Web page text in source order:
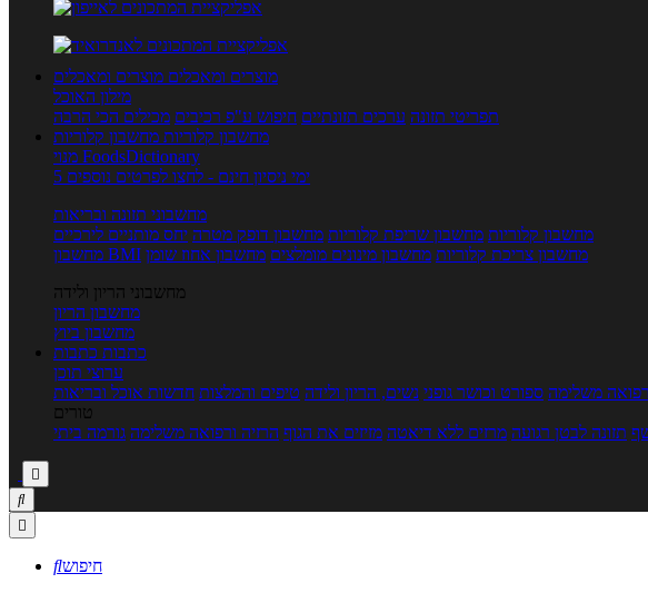
מוצרים ומאכלים מוצרים ומאכלים
מילון האוכל
תפריטי תזונה ערכים תזונתיים חיפוש ע"פ רכיבים מכילים הכי הרבה
מחשבון קלוריות מחשבון קלוריות
מנוי FoodsDictionary
5 ימי ניסיון חינם - לחצו לפרטים נוספים
מחשבוני תזונה ובריאות
מחשבון קלוריות מחשבון שריפת קלוריות מחשבון דופק מטרה יחס מותניים לירכיים
מחשבון BMI
מחשבון צריכת קלוריות מחשבון מינונים מומלצים מחשבון אחוז שומן
מחשבוני הריון ולידה
מחשבון הריון
מחשבון ביוץ
כתבות כתבות
ערוצי תוכן
רפואה משלימה ספורט וכושר גופני נשים, הריון ולידה טיפים והמלצות חדשות אוכל ובריאות
טורים
תזונה לבטן רגועה מרזים ללא דיאטה מזיזים את הגוף הרזיה ורפואה משלימה גורמה ביתי



חיפוש